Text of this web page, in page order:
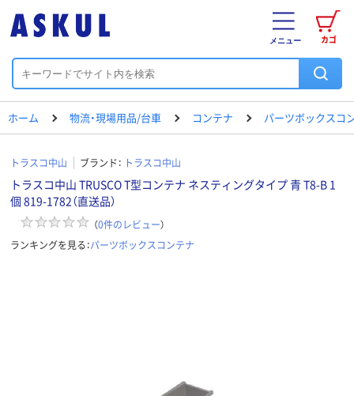
カゴ
メニュー
ホーム 物流・現場用品/台車 コンテナ パーツボックスコ
トラスコ中山 ブランド： トラスコ中山
トラスコ中山 TRUSCO T型コンテナ ネスティングタイプ 青 T8-B 1
個 819-1782（直送品）
（0件のレビュー）
ランキングを見る：パーツボックスコンテナ